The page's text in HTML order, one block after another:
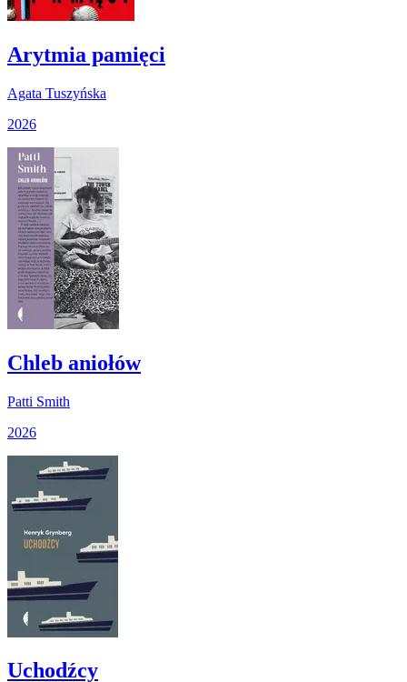
Arytmia pamięci
Agata Tuszyńska
2026
Chleb aniołów
Patti Smith
2026
Uchodźcy